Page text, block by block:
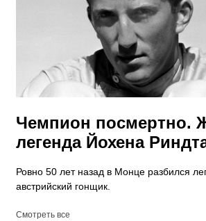
Чемпион посмертно.
легенда Йохена
Ровно 50 лет назад в Монце разбился
австрийский гонщик.
Смотреть все